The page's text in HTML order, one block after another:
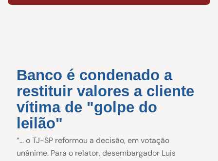
Banco é condenado a
restituir valores a cliente
vítima de "golpe do
leilão"
“… o TJ-SP reformou a decisão, em votação
unânime. Para o relator, desembargador Luis